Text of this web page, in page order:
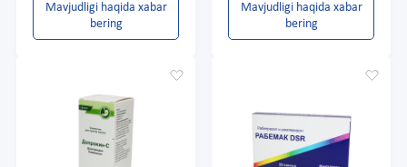
Mavjudligi haqida xabar
bering
Mavjudligi haqida xabar
bering